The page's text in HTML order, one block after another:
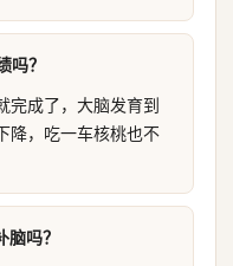
吗？
完成了，大脑发育到
降，吃一车核桃也不
吗？